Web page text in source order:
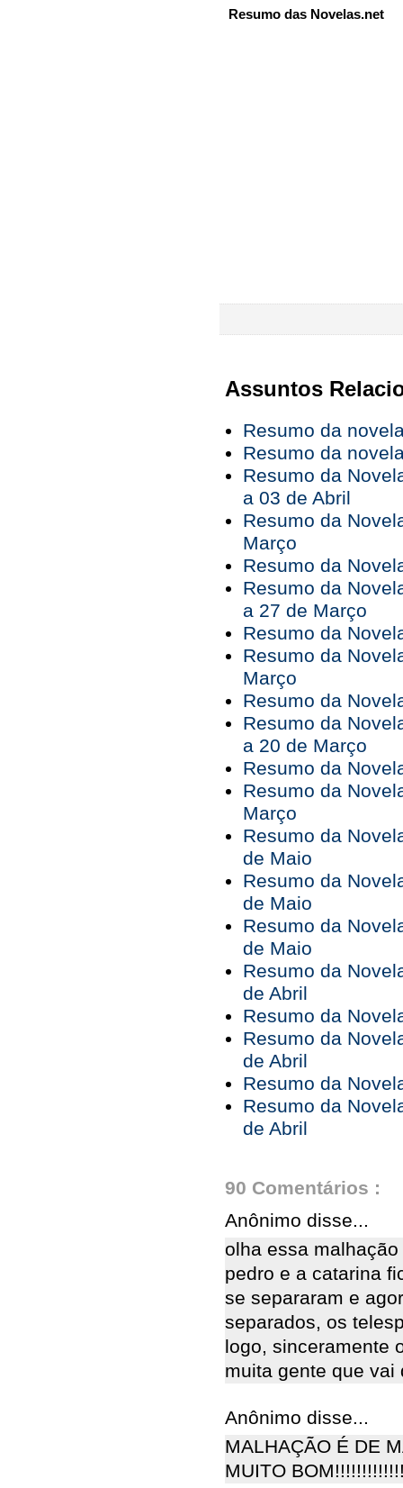
Resumo das Novelas.net
Assuntos
Resumo da
Resumo da
Resumo da
a 03 de Abril
Resumo da
Março
Resumo da
Resumo da
a 27 de Março
Resumo da
Resumo da
Março
Resumo da
Resumo da
a 20 de Março
Resumo da
Resumo da
Março
Resumo da
de Maio
Resumo da
de Maio
Resumo da
de Maio
Resumo da
de Abril
Resumo da
Resumo da
de Abril
Resumo da
Resumo da
de Abril
90 Comentários :
Anônimo disse...
olha essa
pedro e a catarina
se separaram e
separados, os
logo, sinceramente
muita gente que
Anônimo disse...
MALHAÇÃO É DE
MUITO